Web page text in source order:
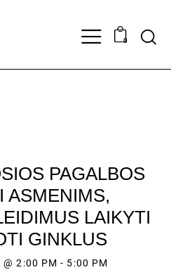
0
PAGALBOS
ASMENIMS,
LAIKYTI
GINKLUS
2:00 PM - 5:00 PM